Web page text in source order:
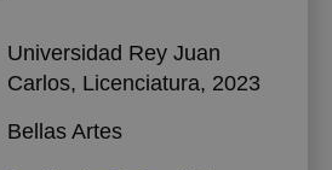
Universidad Rey Juan
Carlos, Licenciatura, 2023
Bellas Artes